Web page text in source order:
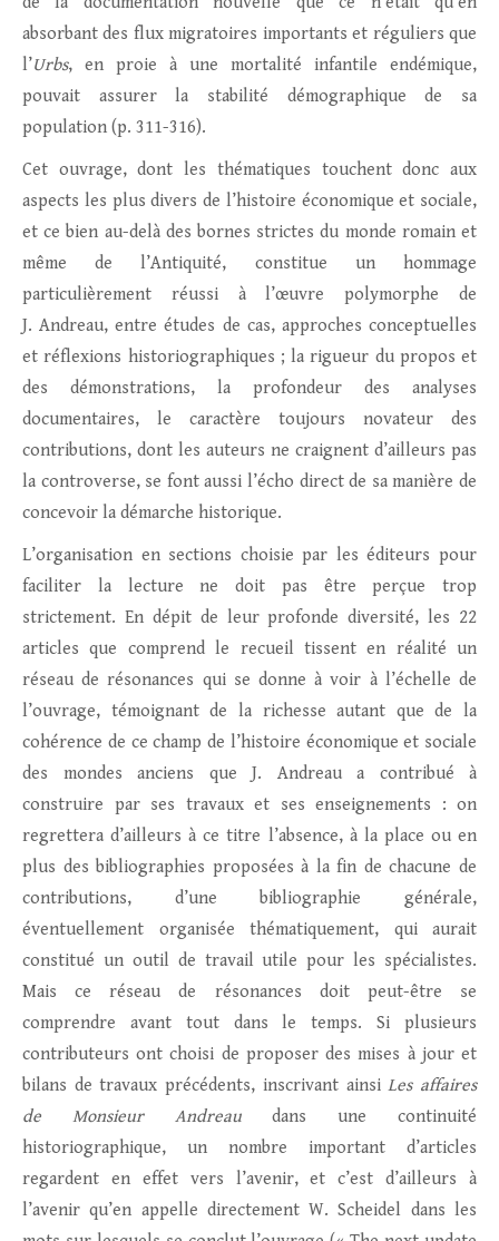
absorbant des flux migratoires importants et réguliers que
l’Urbs, en proie à une mortalité infantile endémique,
pouvait assurer la stabilité démographique de sa
population (p. 311-316).
Cet ouvrage, dont les thématiques touchent donc aux
aspects les plus divers de l’histoire économique et sociale,
et ce bien au-delà des bornes strictes du monde romain et
même de l’Antiquité, constitue un hommage
particulièrement réussi à l’œuvre polymorphe de
J. Andreau, entre études de cas, approches conceptuelles
et réflexions historiographiques ; la rigueur du propos et
des démonstrations, la profondeur des analyses
documentaires, le caractère toujours novateur des
contributions, dont les auteurs ne craignent d’ailleurs pas
la controverse, se font aussi l’écho direct de sa manière de
concevoir la démarche historique.
L’organisation en sections choisie par les éditeurs pour
faciliter la lecture ne doit pas être perçue trop
strictement. En dépit de leur profonde diversité, les 22
articles que comprend le recueil tissent en réalité un
réseau de résonances qui se donne à voir à l’échelle de
l’ouvrage, témoignant de la richesse autant que de la
cohérence de ce champ de l’histoire économique et sociale
des mondes anciens que J. Andreau a contribué à
construire par ses travaux et ses enseignements : on
regrettera d’ailleurs à ce titre l’absence, à la place ou en
plus des bibliographies proposées à la fin de chacune de
contributions, d’une bibliographie générale,
éventuellement organisée thématiquement, qui aurait
constitué un outil de travail utile pour les spécialistes.
Mais ce réseau de résonances doit peut-être se
comprendre avant tout dans le temps. Si plusieurs
contributeurs ont choisi de proposer des mises à jour et
bilans de travaux précédents, inscrivant ainsiLes affaires
de Monsieur Andreaudans une continuité
historiographique, un nombre important d’articles
regardent en effet vers l’avenir, et c’est d’ailleurs à
l’avenir qu’en appelle directement W. Scheidel dans les